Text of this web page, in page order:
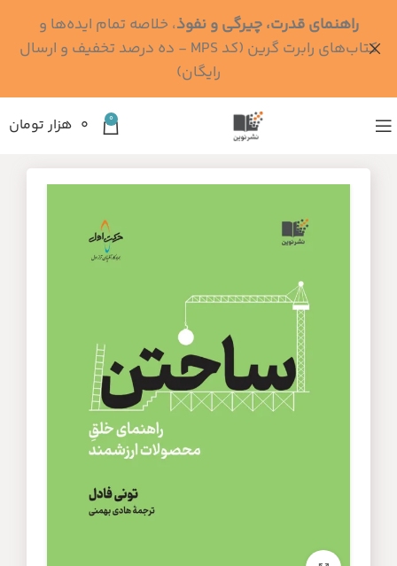
0 ۰ هزار تومان
راهنمای قدرت، چیرگی و نفوذ، خلاصه تمام ایده‌ها و
کتاب‌های رابرت گرین (کد MPS - ده درصد تخفیف و ارسال
رایگان)